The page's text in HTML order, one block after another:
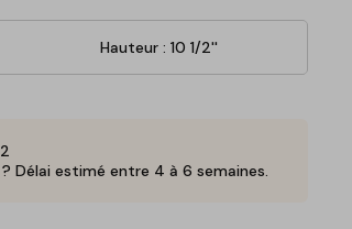
Hauteur : 10 1/2''
Délai estimé entre 4 à 6 semaines.